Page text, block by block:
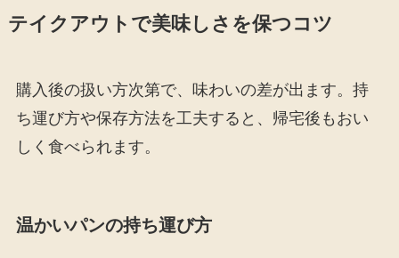
テイクアウトで美味しさを保つコツ
購入後の扱い方次第で、味わいの差が出ます。持
ち運び方や保存方法を工夫すると、帰宅後もおい
しく食べられます。
温かいパンの持ち運び方